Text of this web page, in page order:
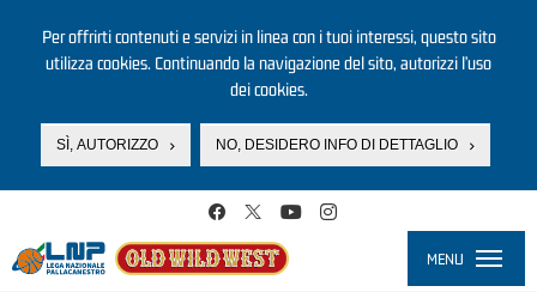
Per offrirti contenuti e servizi in linea con i tuoi interessi, questo sito
utilizza cookies. Continuando la navigazione del sito, autorizzi l’uso
dei cookies.
SÌ, AUTORIZZO NO, DESIDERO INFO DI DETTAGLIO
MENU